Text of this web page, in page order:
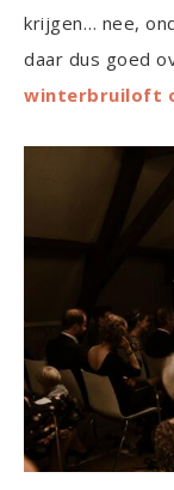
krijgen… nee,
daar dus goed
winterbruiloft